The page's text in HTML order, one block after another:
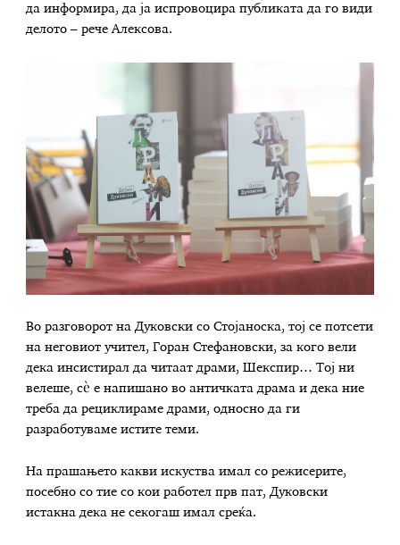
да информира, да ја испровоцира публиката да го види
делото – рече Алексова.
Во разговорот на Дуковски со Стојаноска, тој се потсети
на неговиот учител, Горан Стефановски, за кого вели
дека инсистирал да читаат драми, Шекспир… Тој ни
велеше, сè е напишано во античката драма и дека ние
треба да рециклираме драми, односно да ги
разработуваме истите теми.
На прашањето какви искуства имал со режисерите,
посебно со тие со кои работел прв пат, Дуковски
истакна дека не секогаш имал среќа.